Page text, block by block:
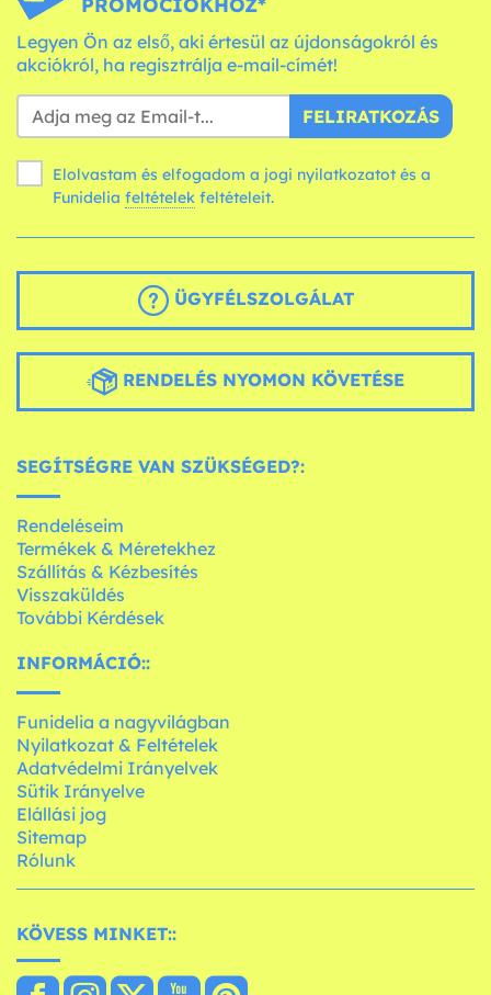
Legyen Ön az első, aki értesül az újdonságokról és
akciókról, ha regisztrálja e-mail-címét!
FELIRATKOZÁS
Elolvastam és elfogadom a jogi nyilatkozatot és a
Funidelia feltételek feltételeit.
ÜGYFÉLSZOLGÁLAT
RENDELÉS NYOMON KÖVETÉSE
SEGÍTSÉGRE VAN SZÜKSÉGED?:
Rendeléseim
Termékek & Méretekhez
Szállítás & Kézbesítés
Visszaküldés
További Kérdések
INFORMÁCIÓ::
Funidelia a nagyvilágban
Nyilatkozat & Feltételek
Adatvédelmi Irányelvek
Sütik Irányelve
Elállási jog
Sitemap
Rólunk
KÖVESS MINKET::